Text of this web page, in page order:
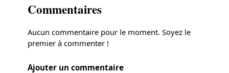
Commentaires
Aucun commentaire pour le moment. Soyez le
premier à commenter !
Ajouter un commentaire